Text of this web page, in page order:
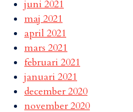
juni 2021
maj 2021
april 2021
mars 2021
februari 2021
januari 2021
december 2020
november 2020